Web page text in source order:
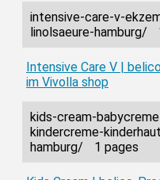
intensive-care-v-
linolsaeure-hamburg/
Intensive Care V |
im Vivolla shop
kids-cream-
kindercreme-
hamburg/
1 pages